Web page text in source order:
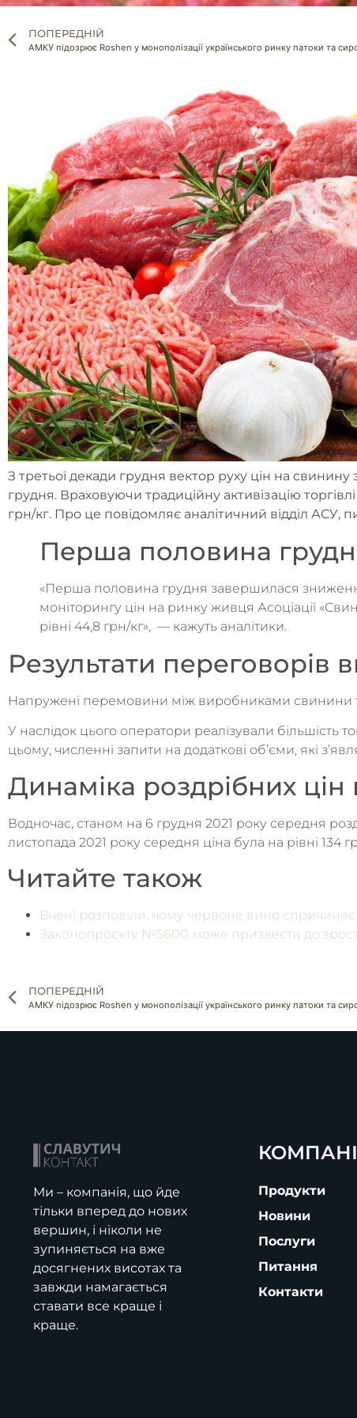
ПОПЕРЕДНІЙ
АМКУ підозрює Roshen у монополізації українського ринку патоки та
З третьої декади грудня вектор руху цін на
грудня. Враховуючи традиційну активізацію
грн/кг. Про це повідомляє аналітичний відділ АСУ,
Перша половина
«Перша половина грудня завершилася
моніторингу цін на ринку живця Асоціації
рівні 44,8 грн/кг», — кажуть аналітики.
Результати переговорів
Напружені перемовини між виробниками свинини
У наслідок цього оператори реалізували
цьому, численні запити на додаткові об’єми, які
Динаміка роздрібних цін
Водночас, станом на 6 грудня 2021 року середня
листопада 2021 року середня ціна була на рівні 134
Читайте також
Вчені розповіли, чому червоне вино спричиняє
Законопроєкту №5600 може призвести до
ПОПЕРЕДНІЙ
АМКУ підозрює Roshen у монополізації українського ринку патоки та
Ми – компанія, що йде
тільки вперед до нових
вершин, і ніколи не
зупиняється на вже
досягнених висотах та
завжди намагається
ставати все краще і
краще.
Продукти
Новини
Послуги
Питання
Контакти